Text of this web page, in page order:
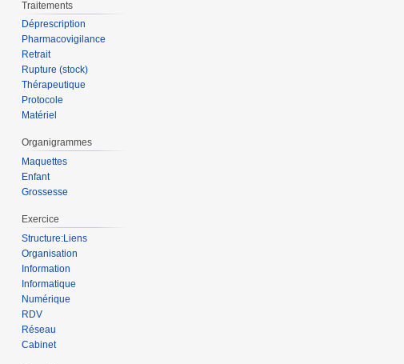
Traitements
Déprescription
Pharmacovigilance
Retrait
Rupture (stock)
Thérapeutique
Protocole
Matériel
Organigrammes
Maquettes
Enfant
Grossesse
Exercice
Structure:Liens
Organisation
Information
Informatique
Numérique
RDV
Réseau
Cabinet